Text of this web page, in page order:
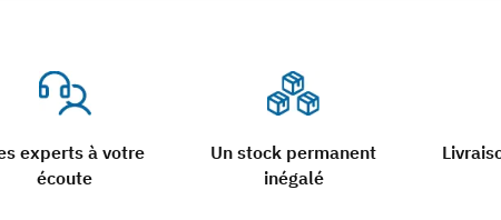
experts à votre
écoute
Un stock permanent
inégalé